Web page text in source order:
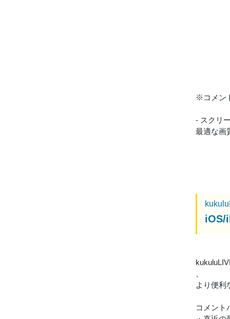
※コメン
- スクリ
最適な画
iOS/
より便利
コメント